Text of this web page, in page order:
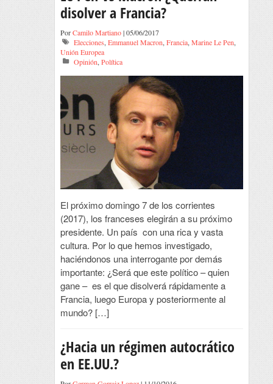
disolver a Francia?
PorCamilo Martiano| 05/06/2017
Elecciones,Emmanuel Macron,Francia,Marine Le Pen,
Unión Europea
Opinión,Política
El próximo domingo 7 de los corrientes
(2017), los franceses elegirán a su próximo
presidente. Un país con una rica y vasta
cultura. Por lo que hemos investigado,
haciéndonos una interrogante por demás
importante: ¿Será que este político – quien
gane – es el que disolverá rápidamente a
Francia, luego Europa y posteriormente al
mundo? […]
¿Hacia un régimen autocrático
en EE.UU.?